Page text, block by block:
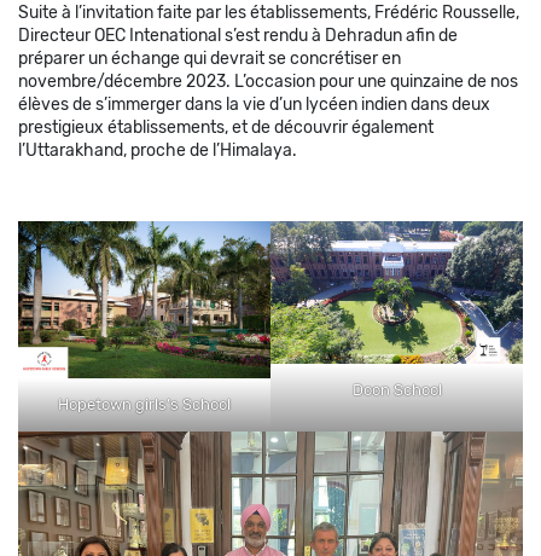
Suite à l’invitation faite par les établissements, Frédéric Rousselle,
Directeur OEC Intenational s’est rendu à Dehradun afin de
préparer un échange qui devrait se concrétiser en
novembre/décembre 2023. L’occasion pour une quinzaine de nos
élèves de s’immerger dans la vie d’un lycéen indien dans deux
prestigieux établissements, et de découvrir également
l’Uttarakhand, proche de l’Himalaya.
Hopetown girls’s School
Doon School